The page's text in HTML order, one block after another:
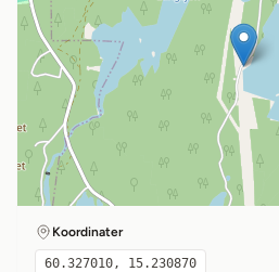
Koordinater
60.327010, 15.230870